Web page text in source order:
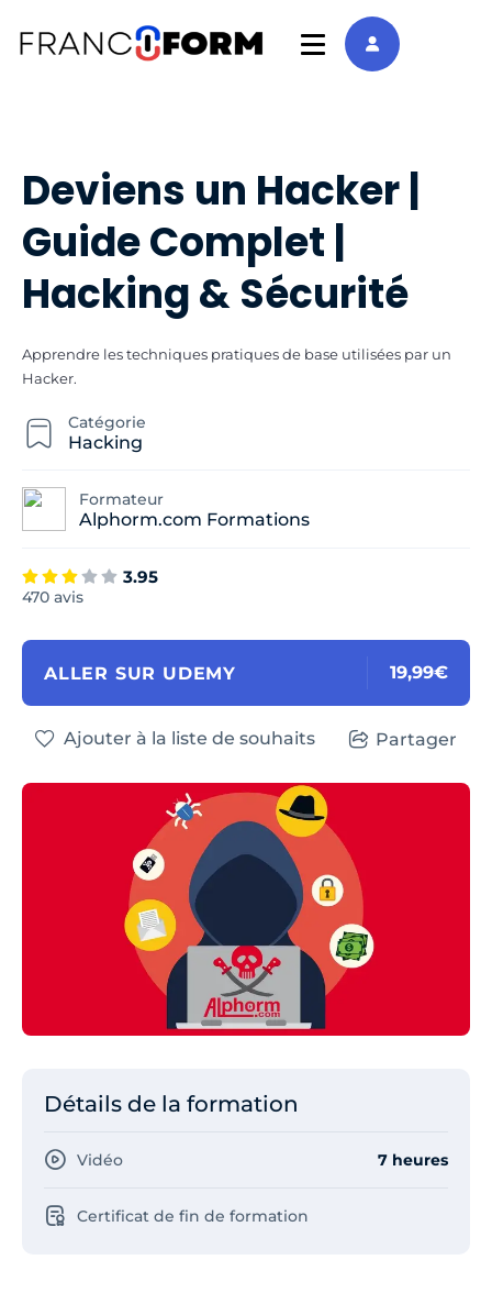
Catégorie
Hacking
Formateur
Alphorm.com Formations
3.95
470 avis
Deviens un Hacker |
Guide Complet |
Hacking & Sécurité
Apprendre les techniques pratiques de base utilisées par un
Hacker.
ALLER SUR UDEMY 19,99€
Ajouter à la liste de souhaits Partager
Détails de la formation
Vidéo 7 heures
Certificat de fin de formation